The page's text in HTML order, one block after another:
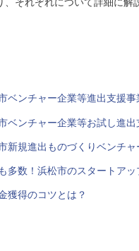
、それぞれについて詳細に解
ベンチャー企業等進出支援事
ベンチャー企業等お試し進出
新規進出ものづくりベンチ
多数！浜松市のスタートアッ
獲得のコツとは？